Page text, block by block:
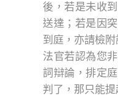
後，若是未收
送達；若是因
到庭，亦請檢附
法官若認為您
詞辯論，排定
判了，那只能提